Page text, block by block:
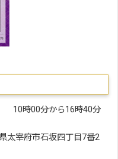
10時00分から16時40分
太宰府市石坂四丁目7番2